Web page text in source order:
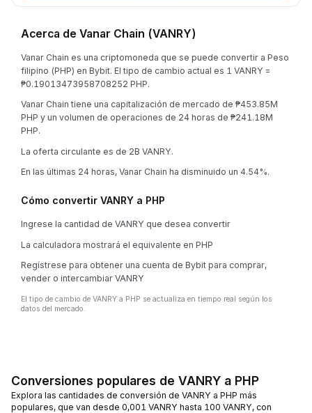
Acerca de Vanar Chain (VANRY)
Vanar Chain es una criptomoneda que se puede convertir a Peso
filipino (PHP) en Bybit. El tipo de cambio actual es 1 VANRY =
₱0.19013473958708252 PHP.
Vanar Chain tiene una capitalización de mercado de ₱453.85M
PHP y un volumen de operaciones de 24 horas de ₱241.18M
PHP.
La oferta circulante es de 2B VANRY.
En las últimas 24 horas, Vanar Chain ha disminuido un 4.54%.
Cómo convertir VANRY a PHP
Ingrese la cantidad de VANRY que desea convertir
La calculadora mostrará el equivalente en PHP
Regístrese para obtener una cuenta de Bybit para comprar,
vender o intercambiar VANRY
El tipo de cambio de VANRY a PHP se actualiza en tiempo real según los
datos del mercado.
Conversiones populares de VANRY a PHP
Explora las cantidades de conversión de VANRY a PHP más
populares, que van desde 0,001 VANRY hasta 100 VANRY, con